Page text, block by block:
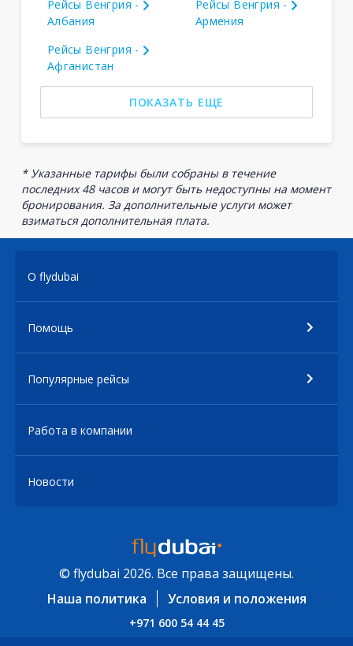
Рейсы Венгрия -
Албания
Рейсы Венгрия -
Армения
Рейсы Венгрия -
Афганистан
ПОКАЗАТЬ ЕЩЕ
* Указанные тарифы были собраны в течение
последних 48 часов и могут быть недоступны на момент
бронирования. За дополнительные услуги может
взиматься дополнительная плата.
О flydubai
Помощь
Популярные рейсы
Работа в компании
Новости
© flydubai 2026. Все права защищены.
Наша политика
Условия и положения
+971 600 54 44 45